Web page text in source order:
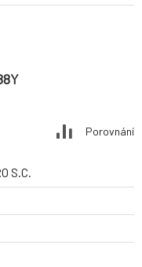
Porovnání
S.C.